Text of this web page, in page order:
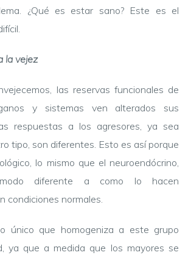
¿Qué es estar sano? Este es el
la vejez
las reservas funcionales de
y sistemas ven alterados sus
respuestas a los agresores, ya sea
tipo, son diferentes. Esto es así porque
lo mismo que el neuroendócrino,
diferente a como lo hacen
condiciones normales.
único que homogeniza a este grupo
ya que a medida que los mayores se